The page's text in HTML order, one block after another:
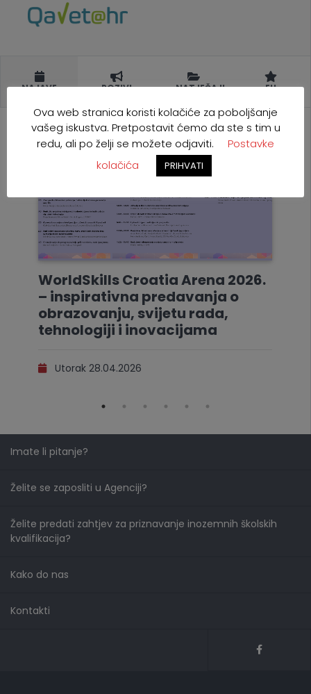
NAJAVE POZIVI NATJEČAJI EU
WorldSkills Croatia Arena 2026.
– inspirativna predavanja o
obrazovanju, svijetu rada,
tehnologiji i inovacijama
Utorak 28.04.2026
Imate li pitanje?
Želite se zaposliti u Agenciji?
Želite predati zahtjev za priznavanje inozemnih školskih
kvalifikacija?
Kako do nas
Kontakti
Ova web stranica koristi kolačiće za poboljšanje
vašeg iskustva. Pretpostavit ćemo da ste s tim u
redu, ali po želji se možete odjaviti.
Postavke
kolačića
PRIHVATI